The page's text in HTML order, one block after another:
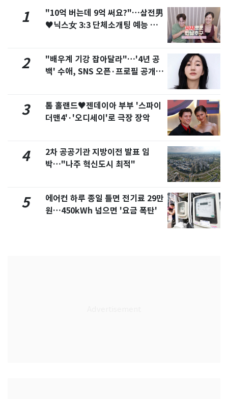
1
"10억 버는데 9억 써요?"…삼전男
♥닉스女 3:3 단체소개팅 예능 화
2
"배우계 기강 잡아달라"…'4년 공
백' 수애, SNS 오픈·프로필 공개
3
톰 홀랜드♥젠데이아 부부 '스파이
더맨4'·'오디세이'로 극장 장악
4
2차 공공기관 지방이전 발표 임
박…"나주 혁신도시 최적"
5
에어컨 하루 종일 틀면 전기료 29만
원…450kWh 넘으면 '요금 폭탄'